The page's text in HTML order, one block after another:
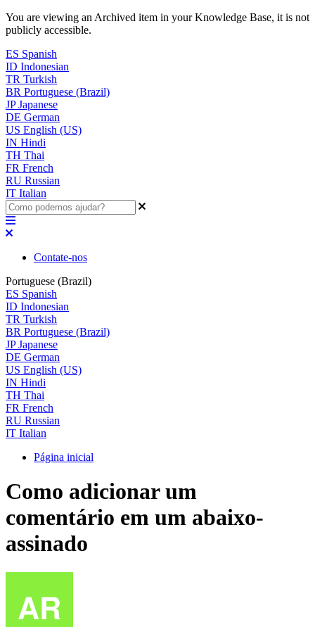
You are viewing an Archived item in your Knowledge Base, it is not
publicly accessible.
ES Spanish
ID Indonesian
TR Turkish
BR Portuguese (Brazil)
JP Japanese
DE German
US English (US)
IN Hindi
TH Thai
FR French
RU Russian
IT Italian
Contate-nos
Portuguese (Brazil)
ES Spanish
ID Indonesian
TR Turkish
BR Portuguese (Brazil)
JP Japanese
DE German
US English (US)
IN Hindi
TH Thai
FR French
RU Russian
IT Italian
Página inicial
Como adicionar um
comentário em um abaixo-
assinado